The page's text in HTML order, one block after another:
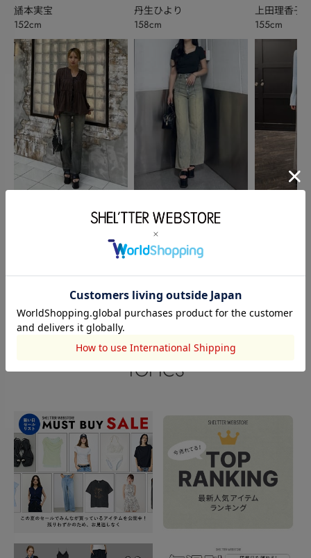
旙本実宝
152cm
丹生ひより
158cm
栗谷 花菜
156cm
上田理香子
155cm
閲覧中カテゴリーのランキング
TOPICS